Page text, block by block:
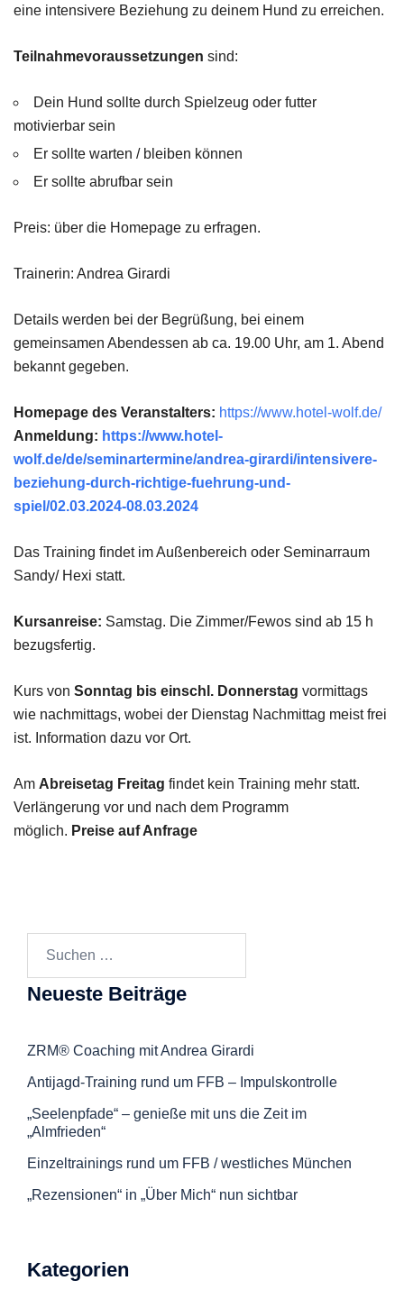
eine intensivere Beziehung zu deinem Hund zu erreichen.
Teilnahmevoraussetzungen sind:
Dein Hund sollte durch Spielzeug oder futter
motivierbar sein
Er sollte warten / bleiben können
Er sollte abrufbar sein
Preis: über die Homepage zu erfragen.
Trainerin: Andrea Girardi
Details werden bei der Begrüßung, bei einem
gemeinsamen Abendessen ab ca. 19.00 Uhr, am 1. Abend
bekannt gegeben.
Homepage des Veranstalters: https://www.hotel-wolf.de/
Anmeldung: https://www.hotel-
wolf.de/de/seminartermine/andrea-girardi/intensivere-
beziehung-durch-richtige-fuehrung-und-
spiel/02.03.2024-08.03.2024
Das Training findet im Außenbereich oder Seminarraum
Sandy/ Hexi statt.
Kursanreise: Samstag. Die Zimmer/Fewos sind ab 15 h
bezugsfertig.
Kurs von Sonntag bis einschl. Donnerstag vormittags
wie nachmittags, wobei der Dienstag Nachmittag meist frei
ist. Information dazu vor Ort.
Am Abreisetag Freitag findet kein Training mehr statt.
Verlängerung vor und nach dem Programm
möglich. Preise auf Anfrage
Neueste Beiträge
ZRM® Coaching mit Andrea Girardi
Antijagd-Training rund um FFB – Impulskontrolle
„Seelenpfade“ – genieße mit uns die Zeit im
„Almfrieden“
Einzeltrainings rund um FFB / westliches München
„Rezensionen“ in „Über Mich“ nun sichtbar
Kategorien